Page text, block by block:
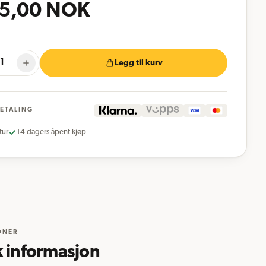
NOK
Legg til kurv
14 dagers åpent kjøp
informasjon